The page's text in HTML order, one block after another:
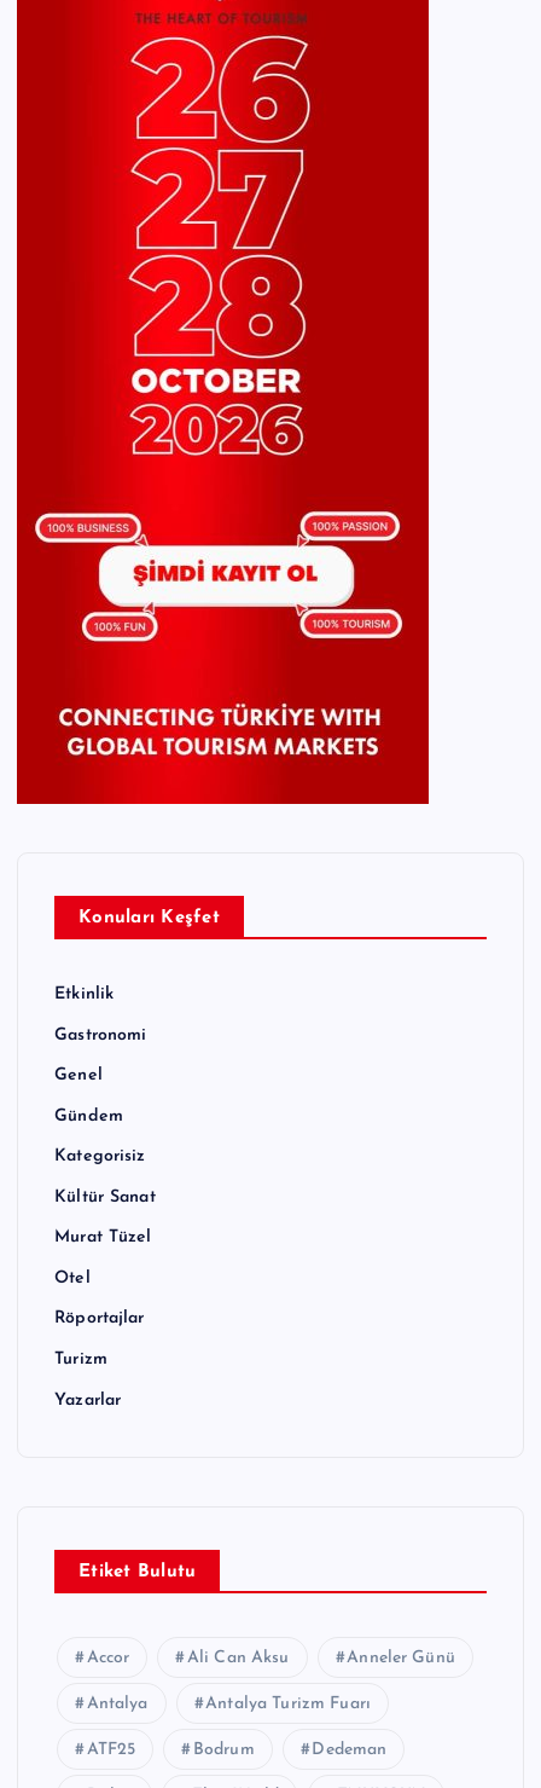
Konuları Keşfet
Etkinlik
Gastronomi
Genel
Gündem
Kategorisiz
Kültür Sanat
Murat Tüzel
Otel
Röportajlar
Turizm
Yazarlar
Etiket Bulutu
Accor Ali Can Aksu Anneler Günü
Antalya Antalya Turizm Fuarı
ATF25 Bodrum Dedeman